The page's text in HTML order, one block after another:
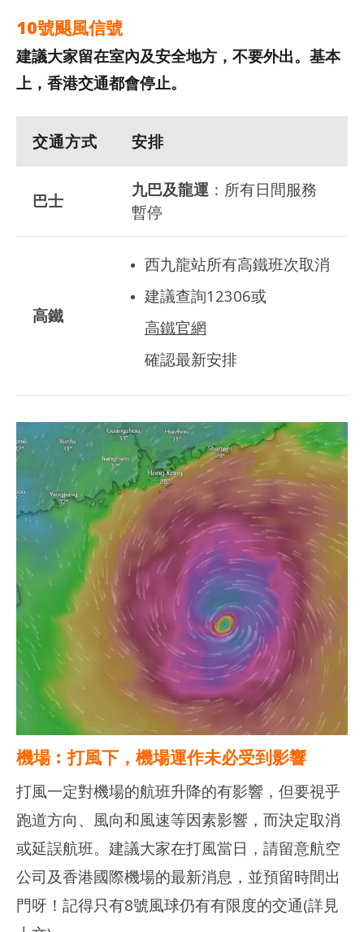
10號颶風信號
建議大家留在室內及安全地方，不要外出。基本
上，香港交通都會停止。
交通方式 安排
巴士
九巴及龍運 ：所有日間服務
暫停
高鐵
西九龍站所有高鐵班次取消
建議查詢12306或
高鐵官網
確認最新安排
機場︰打風下，機場運作未必受到影響
打風一定對機場的航班升降的有影響，但要視乎
跑道方向、風向和風速等因素影響，而決定取消
或延誤航班。建議大家在打風當日，請留意航空
公司及香港國際機場的最新消息，並預留時間出
門呀！記得只有8號風球仍有有限度的交通(詳見